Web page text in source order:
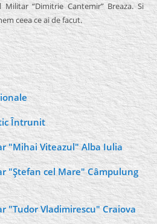
“Dimitrie Cantemir” Breaza. Si
ceea ce ai de facut.
Întrunit
"Mihai Viteazul" Alba Iulia
"Ştefan cel Mare" Câmpulung
"Tudor Vladimirescu" Craiova